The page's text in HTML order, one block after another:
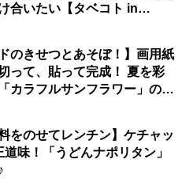
合いたい【タベコト in
のきせつとあそぼ！】画用紙
って、貼って完成！ 夏を彩
カラフルサンフラワー」の作
をのせてレンチン】ケチャッ
味！「うどんナポリタン」